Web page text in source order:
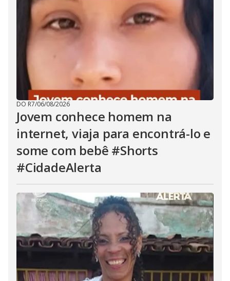
DO R7/06/08/2026
Jovem conhece homem na
internet, viaja para encontrá-lo e
some com bebê #Shorts
#CidadeAlerta